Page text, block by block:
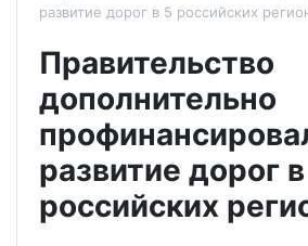
развитие дорог в 5 российских
Правительство
дополнительно
развитие дорог
российских